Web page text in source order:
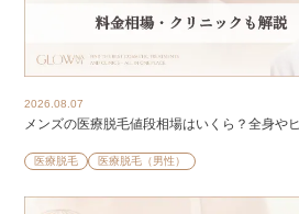
2026.08.07
メンズの医療脱毛値段相場はいくら？全身や
医療脱毛 医療脱毛（男性）